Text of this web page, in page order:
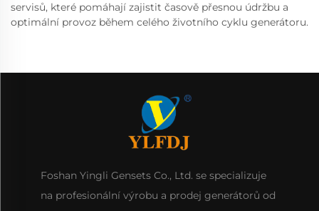
servisů, které pomáhají zajistit časově přesnou údržbu a
optimální provoz během celého životního cyklu generátoru.
Foshan Yingli Gensets Co., Ltd. se specializuje
na profesionální výrobu a prodej generátorů od